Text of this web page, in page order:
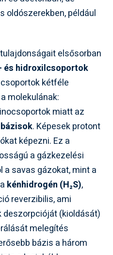
oldószerekben, például
elsősorban
és hidroxilcsoportok
kétféle
molekulának:
miatt az
. Képesek protont
képezni. Ez a
a gázkezelési
a savas gázokat, mint a
kénhidrogén (H₂S),
reverzibilis, ami
deszorpcióját (kioldását)
melegítés
bázis a három